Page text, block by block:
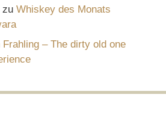
zu Whiskey des Monats
Frahling – The dirty old one